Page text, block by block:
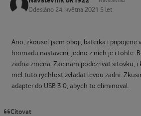
Odesláno 24. května 2021 5 let
Ano, zkousel jsem oboji, baterka i pripojene
hromadu nastaveni, jedno z nich je i tohle.
zadna zmena. Zacinam podezrivat sitovku,
mel tuto rychlost zvladat levou zadni.
adapter do USB 3.0, abych to eliminoval.
Citovat